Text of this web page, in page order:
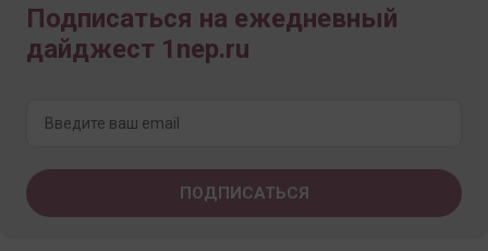
Подписаться на ежедневный
дайджест 1nep.ru